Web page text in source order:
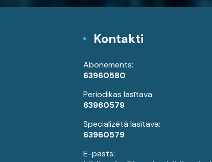
Kontakti
Abonements:
63960580
Periodikas lasītava:
63960579
Specializētā lasītava:
63960579
E-pasts: